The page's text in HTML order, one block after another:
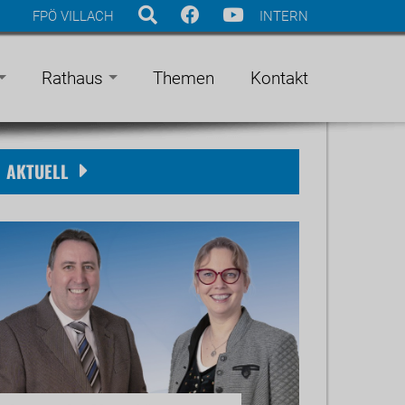
INTERN
FPÖ VILLACH
Rathaus Themen Kontakt
AKTUELL